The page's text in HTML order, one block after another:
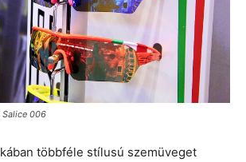
006
többféle stílusú szemüveget